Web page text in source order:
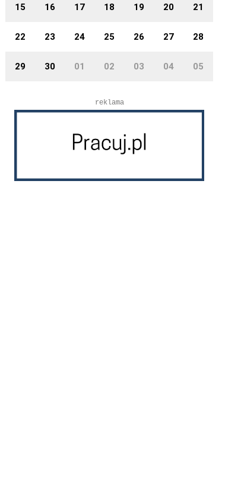
15 16 17 18 19 20 21
22 23 24 25 26 27 28
29 30 01 02 03 04 05
reklama